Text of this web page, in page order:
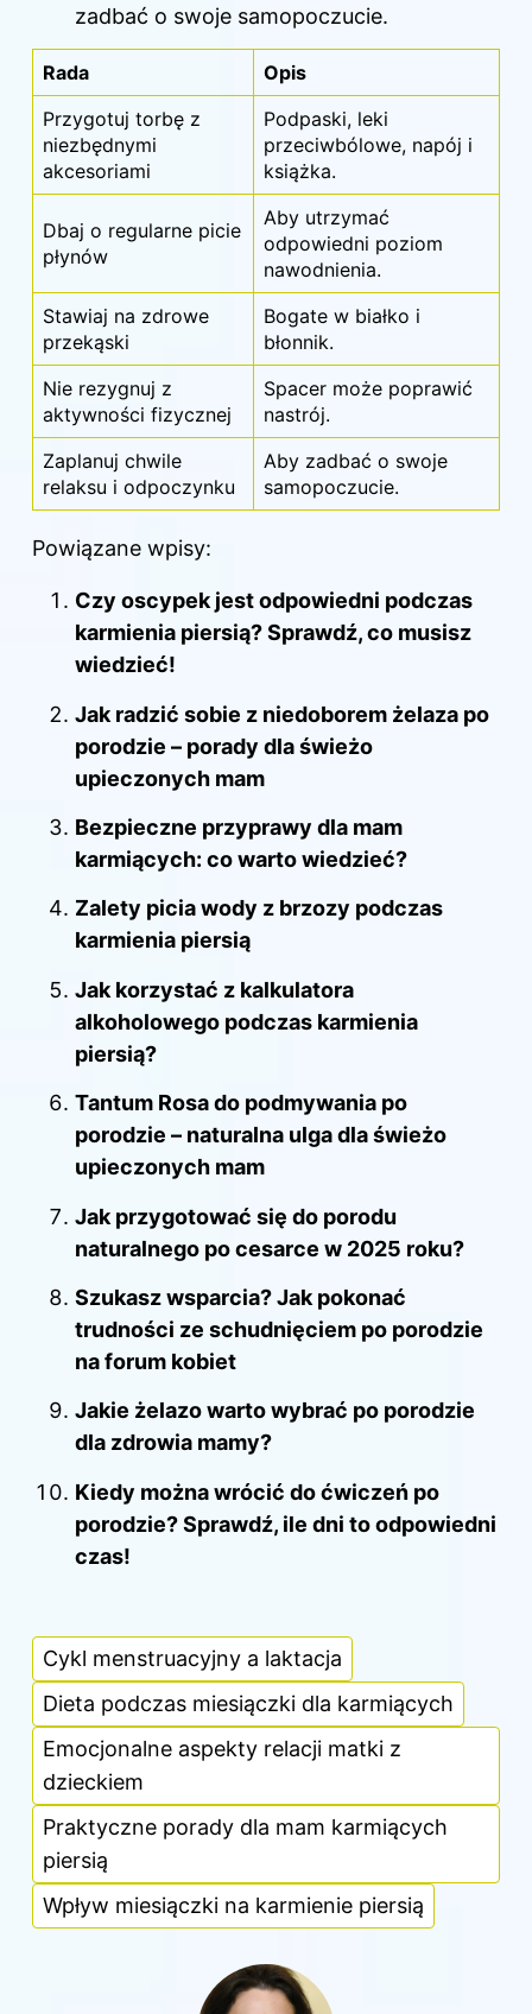
zadbać o swoje samopoczucie.
Rada
Opis
Przygotuj torbę z
niezbędnymi
akcesoriami
Podpaski, leki
przeciwbólowe, napój i
książka.
Dbaj o regularne picie
płynów
Aby utrzymać
odpowiedni poziom
nawodnienia.
Stawiaj na zdrowe
przekąski
Bogate w białko i
błonnik.
Nie rezygnuj z
aktywności fizycznej
Spacer może poprawić
nastrój.
Zaplanuj chwile
relaksu i odpoczynku
Aby zadbać o swoje
samopoczucie.
Powiązane wpisy:
Czy oscypek jest odpowiedni podczas
karmienia piersią? Sprawdź, co musisz
wiedzieć!
Jak radzić sobie z niedoborem żelaza po
porodzie – porady dla świeżo
upieczonych mam
Bezpieczne przyprawy dla mam
karmiących: co warto wiedzieć?
Zalety picia wody z brzozy podczas
karmienia piersią
Jak korzystać z kalkulatora
alkoholowego podczas karmienia
piersią?
Tantum Rosa do podmywania po
porodzie – naturalna ulga dla świeżo
upieczonych mam
Jak przygotować się do porodu
naturalnego po cesarce w 2025 roku?
Szukasz wsparcia? Jak pokonać
trudności ze schudnięciem po porodzie
na forum kobiet
Jakie żelazo warto wybrać po porodzie
dla zdrowia mamy?
Kiedy można wrócić do ćwiczeń po
porodzie? Sprawdź, ile dni to odpowiedni
czas!
Cykl menstruacyjny a laktacja
Dieta podczas miesiączki dla karmiących
Emocjonalne aspekty relacji matki z
dzieckiem
Praktyczne porady dla mam karmiących
piersią
Wpływ miesiączki na karmienie piersią